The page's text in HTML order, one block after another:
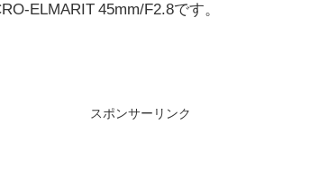
ELMARIT 45mm/F2.8です。
スポンサーリンク